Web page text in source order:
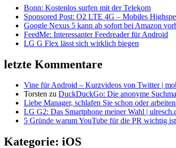
Bonn: Kostenlos surfen mit der Telekom
Sponsored Post: O2 LTE 4G – Mobiles
Google Nexus 5 kann ab sofort bei Amazon
FeedMe: Interessanter Feedreader für Android
LG G Flex lässt sich wirklich biegen
letzte Kommentare
Vine für Android – Kurzvideos von Twitter |
Torsten zu DuckDuckGo: Die anonyme
Liebe Manager, schlafen Sie schon oder
LG G2: Das Smartphone meiner Wahl |
5 Gründe warum YouTube für die PR wichtig
Kategorie: iOS